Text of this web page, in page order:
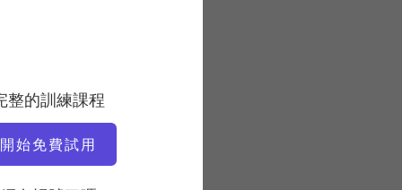
整的訓練課程
開始免費試用
Victoria Torrie-Capan
運動速度